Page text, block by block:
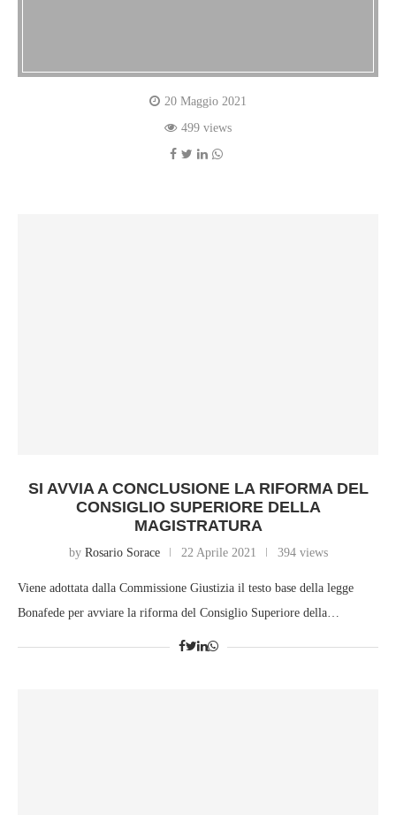
20 Maggio 2021
499 views
SI AVVIA A CONCLUSIONE LA RIFORMA DEL
CONSIGLIO SUPERIORE DELLA
MAGISTRATURA
by Rosario Sorace 22 Aprile 2021 394 views
Viene adottata dalla Commissione Giustizia il testo base della legge
Bonafede per avviare la riforma del Consiglio Superiore della…